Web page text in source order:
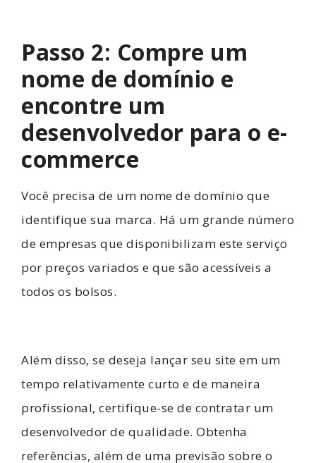
Passo 2: Compre um
nome de domínio e
encontre um
desenvolvedor para o e-
commerce
Você precisa de um nome de domínio que
identifique sua marca. Há um grande número
de empresas que disponibilizam este serviço
por preços variados e que são acessíveis a
todos os bolsos.
Além disso, se deseja lançar seu site em um
tempo relativamente curto e de maneira
profissional, certifique-se de contratar um
desenvolvedor de qualidade. Obtenha
referências, além de uma previsão sobre o